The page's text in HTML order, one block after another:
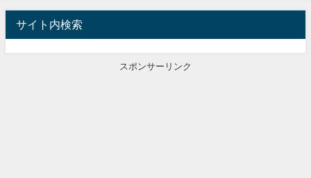
サイト内検索
スポンサーリンク